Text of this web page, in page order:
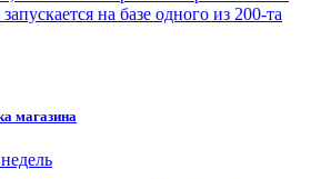
на базе одного из 200-та
магазина